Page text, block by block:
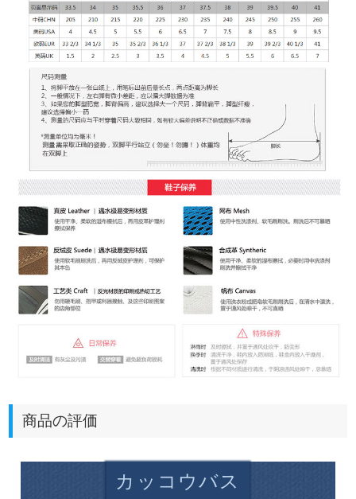
商品の評価
カッコウバス